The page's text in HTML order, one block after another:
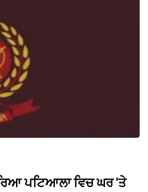
ਪਟਿਆਲਾ ਵਿਚ ਘਰ 'ਤੇ